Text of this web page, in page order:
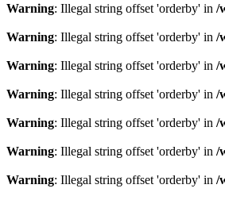
Warning: Illegal string offset 'orderby' in /
Warning: Illegal string offset 'orderby' in /
Warning: Illegal string offset 'orderby' in /
Warning: Illegal string offset 'orderby' in /
Warning: Illegal string offset 'orderby' in /
Warning: Illegal string offset 'orderby' in /
Warning: Illegal string offset 'orderby' in /